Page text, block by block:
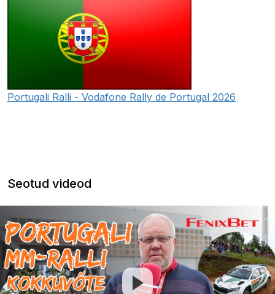
Portugali Ralli - Vodafone Rally de Portugal 2026
Seotud videod